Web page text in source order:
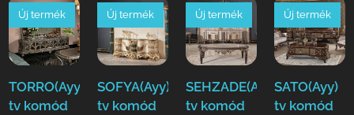
TORRO(Ayy)
tv komód
Új termék
SOFYA(Ayy)
tv komód
Új termék
SEHZADE(Ayy)
tv komód
Új termék
SATO(Ayy)
tv komód
Új termék